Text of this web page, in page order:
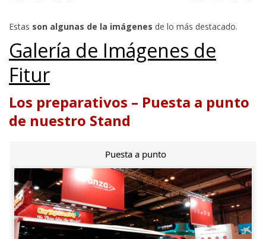
Estas son algunas de la imágenes de lo más destacado.
Galería de Imágenes de
Fitur
Los preparativos – Puesta a punto
de nuestro Stand
Puesta a punto